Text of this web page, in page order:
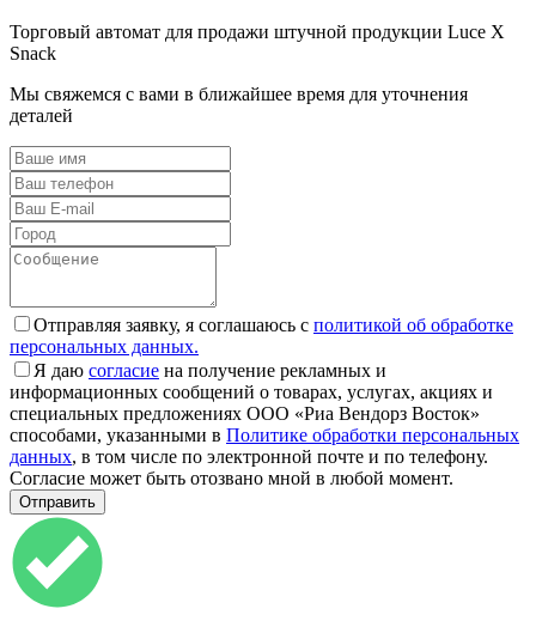
Торговый автомат для продажи штучной продукции Luce X
Snack
Мы свяжемся с вами в ближайшее время для уточнения
деталей
Отправляя заявку, я соглашаюсь с политикой об обработке
персональных данных.
Я даю согласие на получение рекламных и
информационных сообщений о товарах, услугах, акциях и
специальных предложениях ООО «Риа Вендорз Восток»
способами, указанными в Политике обработки персональных
данных, в том числе по электронной почте и по телефону.
Согласие может быть отозвано мной в любой момент.